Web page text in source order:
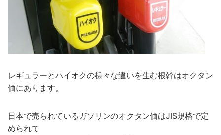
レギュラーとハイオクの様々な違いを生む根幹はオクタン
価にあります。
日本で売られているガソリンのオクタン価はJIS規格で定
められて